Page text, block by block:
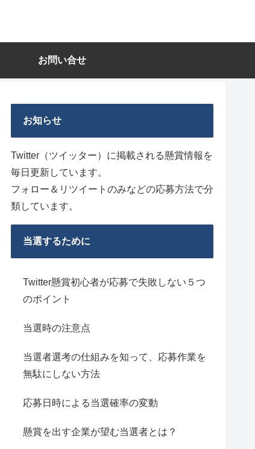
お問い合せ
お知らせ
Twitter（ツイッター）に掲載される懸賞情報を
毎日更新しています。
フォロー＆リツイートのみなどの応募方法で分
類しています。
当選するために
Twitter懸賞初心者が応募で失敗しない５つ
のポイント
当選時の注意点
当選者選考の仕組みを知って、応募作業を
無駄にしない方法
応募日時による当選確率の変動
懸賞を出す企業が望む当選者とは？